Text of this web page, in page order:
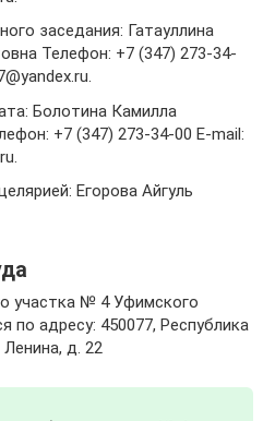
заседания: Гатауллина
Телефон: +7 (347) 273-34-
Болотина Камилла
+7 (347) 273-34-00 E-mail:
Егорова Айгуль
участка № 4 Уфимского
по адресу: 450077, Республика
д. 22